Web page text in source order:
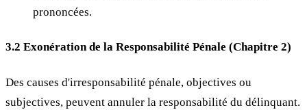
prononcées.
3.2 Exonération de la Responsabilité Pénale (Chapitre 2)
Des causes d'irresponsabilité pénale, objectives ou
subjectives, peuvent annuler la responsabilité du délinquant.